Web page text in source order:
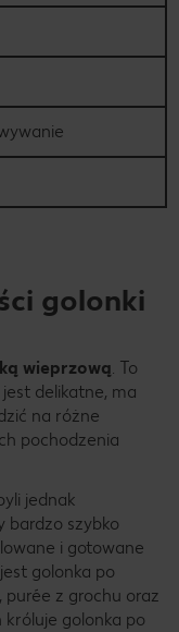
golonki
wieprzową. To
delikatne, ma
na różne
pochodzenia
jednak
bardzo szybko
i gotowane
golonka po
purée z grochu oraz
króluje golonka po